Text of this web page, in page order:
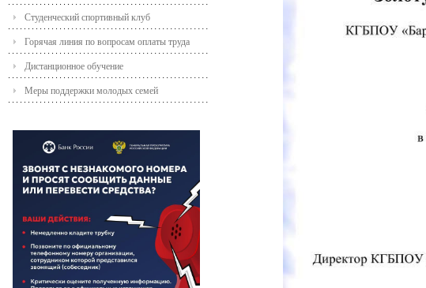
Студенческий спортивный клуб
Горячая линия по вопросам оплаты труда
Дистанционное обучение
Меры поддержки молодых семей